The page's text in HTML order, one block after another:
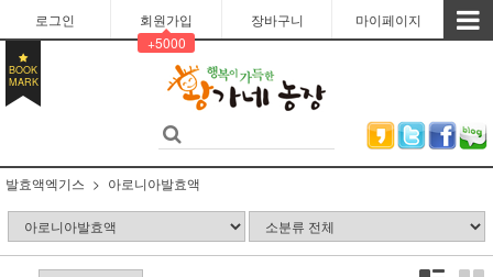
로그인
회원가입
+5000
장바구니 마이페이지
BOOK
MARK
발효액엑기스 아로니아발효액